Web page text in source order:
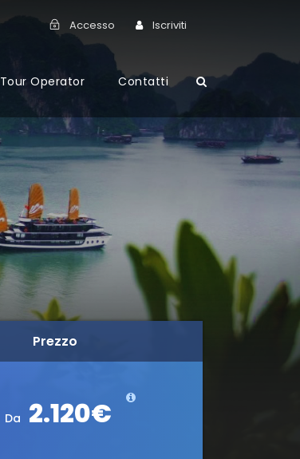
Accesso Iscriviti
Tour Operator Contatti
Prezzo
Da 2.120€